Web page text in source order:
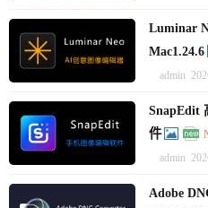
Luminar
Mac1.24.6
admin
SnapEdit
件
admin
Adobe